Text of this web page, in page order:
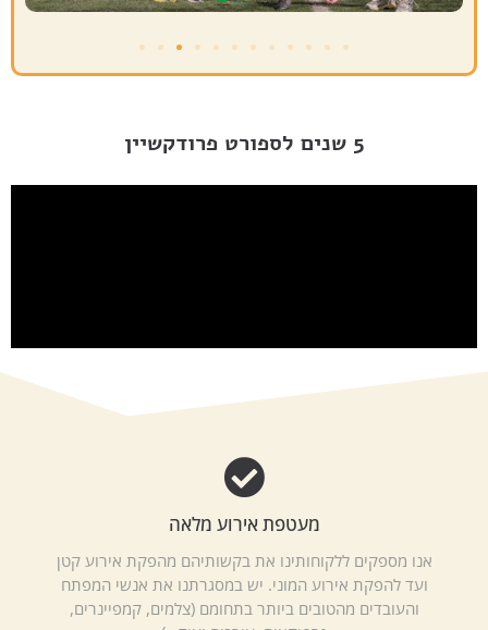
5 שנים לספורט פרודקשיין
מעטפת אירוע מלאה
אנו מספקים ללקוחותינו את בקשותיהם מהפקת אירוע קטן
ועד להפקת אירוע המוני. יש במסגרתנו את אנשי המפתח
והעובדים מהטובים ביותר בתחומם (צלמים, קמפיינרים,